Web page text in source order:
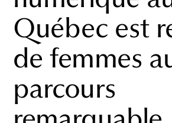
Québec est
de femmes
parcours